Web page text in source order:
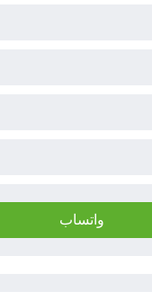
واتساب